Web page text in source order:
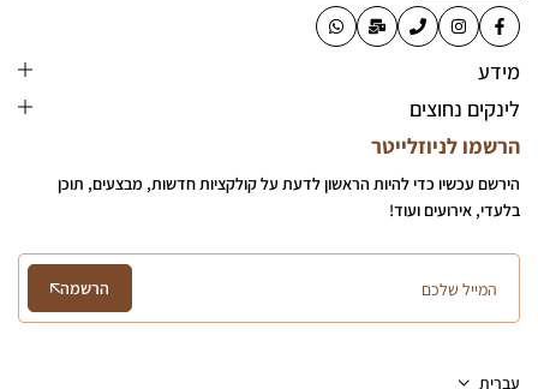
מידע
לינקים נחוצים
הרשמו לניוזלייטר
הירשם עכשיו כדי להיות הראשון לדעת על קולקציות חדשות, מבצעים, תוכן
בלעדי, אירועים ועוד!
הרשמה
עִבְרִית